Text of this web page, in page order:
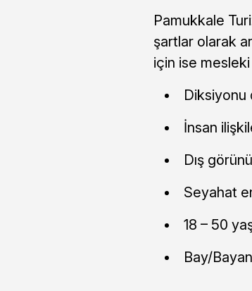
Pamukkale
şartlar olarak
için ise
Diksiyonu
İnsan
Dış
Seyahat
18 – 50
Bay/